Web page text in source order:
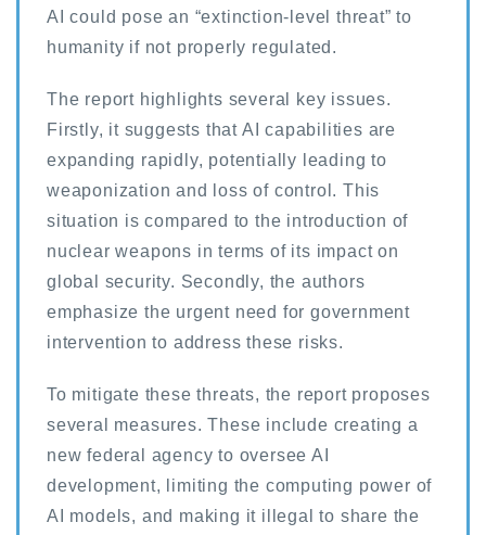
AI could pose an “extinction-level threat” to
humanity if not properly regulated.
The report highlights several key issues.
Firstly, it suggests that AI capabilities are
expanding rapidly, potentially leading to
weaponization and loss of control. This
situation is compared to the introduction of
nuclear weapons in terms of its impact on
global security. Secondly, the authors
emphasize the urgent need for government
intervention to address these risks.
To mitigate these threats, the report proposes
several measures. These include creating a
new federal agency to oversee AI
development, limiting the computing power of
AI models, and making it illegal to share the